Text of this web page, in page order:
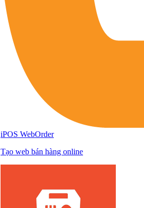
iPOS WebOrder
Tạo web bán hàng online